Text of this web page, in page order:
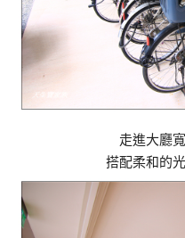
走進大廳
搭配柔和的